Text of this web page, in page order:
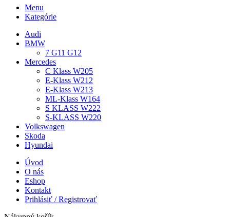
Menu
Kategórie
Audi
BMW
7 G11 G12
Mercedes
C Klass W205
E-Klass W212
E-Klass W213
ML-Klass W164
S KLASS W222
S-KLASS W220
Volkswagen
Skoda
Hyundai
Úvod
O nás
Eshop
Kontakt
Prihlásiť / Registrovať